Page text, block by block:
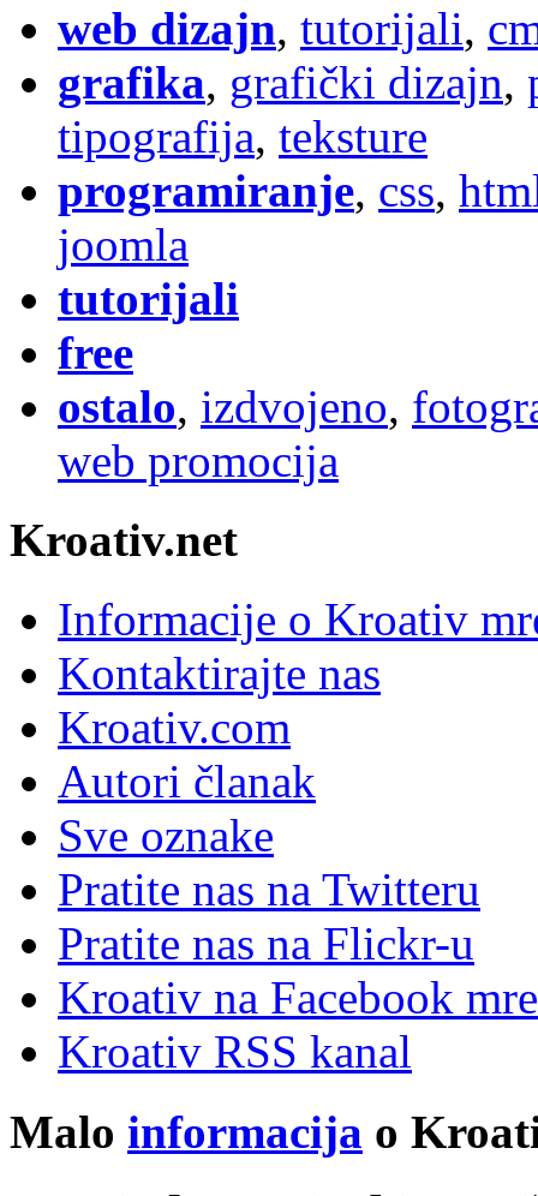
web dizajn, tutorijali,
grafika, grafički dizajn,
tipografija, teksture
programiranje, css,
joomla
tutorijali
free
ostalo, izdvojeno,
web promocija
Kroativ.net
Informacije o Kroativ
Kontaktirajte nas
Kroativ.com
Autori članak
Sve oznake
Pratite nas na Twitteru
Pratite nas na Flickr-u
Kroativ na Facebook
Kroativ RSS kanal
Malo informacija o